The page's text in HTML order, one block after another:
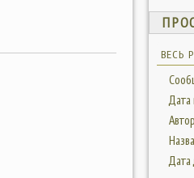
ВЕСЬ
Дата
Дата